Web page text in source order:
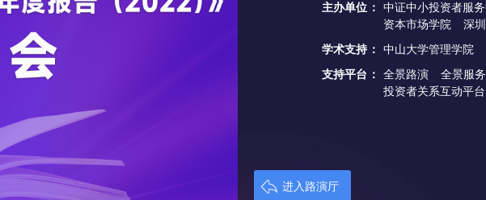
主办单位 ：
中证中小投资者服
资本市场学院
深
学术支持 ：
中山大学管理学院
支持平台 ： 全景路演
全景服
投资者关系互动平台
进入路演厅